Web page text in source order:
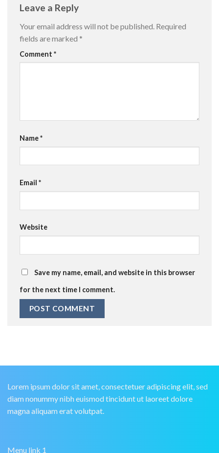
Leave a Reply
Your email address will not be published. Required
fields are marked *
Comment *
Name*
Email *
Website
Save my name, email, and website in this browser
for the next time I comment.
Lorem ipsum dolor sit amet, consectetuer adipiscing elit, sed
diam nonummy nibh euismod tincidunt ut laoreet dolore
magna aliquam erat volutpat.
Menu link 1